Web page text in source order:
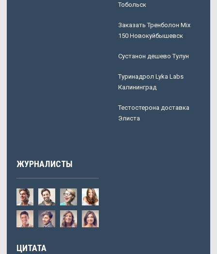
Тобольск
Заказать Тренболон Mix
150 Новокуйбышевск
Сустанон дешево Тулун
Туринадрол Lyka Labs
Калининград
Тестостерона доставка
Элиста
ЖУРНАЛИСТЫ
ЦИТАТА